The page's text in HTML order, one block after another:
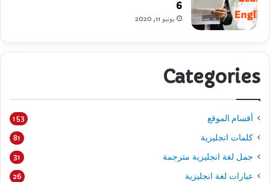
6
يونيو 11, 2020
Categories
أقسام الموقع 153
كلمات انجليزية 81
جمل لغة انجليزية مترجمة 31
عبارات لغة انجليزية 26